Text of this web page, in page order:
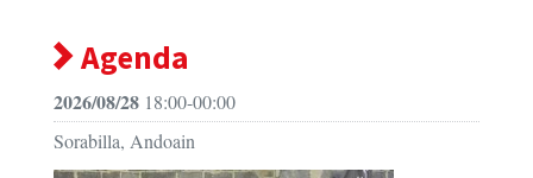
Agenda
2026/08/28 18:00-00:00
Sorabilla, Andoain